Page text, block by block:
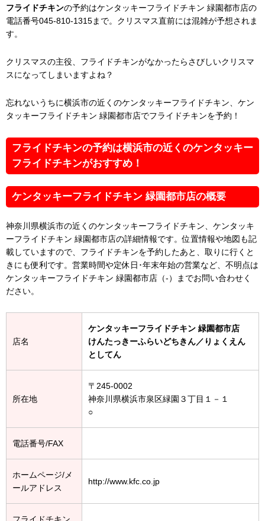
フライドチキンの予約はケンタッキーフライドチキン 緑園都市店の
電話番号045-810-1315まで。クリスマス直前には混雑が予想されま
す。
クリスマスの主役、フライドチキンがなかったらさびしいクリスマ
スになってしまいますよね？
忘れないうちに横浜市の近くのケンタッキーフライドチキン、ケン
タッキーフライドチキン 緑園都市店でフライドチキンを予約！
フライドチキンの予約は横浜市の近くのケンタッキー
フライドチキンがおすすめ！
ケンタッキーフライドチキン 緑園都市店の概要
神奈川県横浜市の近くのケンタッキーフライドチキン、ケンタッキ
ーフライドチキン 緑園都市店の詳細情報です。位置情報や地図も記
載していますので、フライドチキンを予約したあと、取りに行くと
きにも便利です。営業時間や定休日･年末年始の営業など、不明点は
ケンタッキーフライドチキン 緑園都市店（-）までお問い合わせく
ださい。
店名
ケンタッキーフライドチキン 緑園都市店
けんたっきーふらいどちきん／りょくえん
としてん
所在地
〒245-0002
神奈川県横浜市泉区緑園３丁目１－１
○
電話番号/FAX
ホームページ/メ
ールアドレス
http://www.kfc.co.jp
フライドチキン